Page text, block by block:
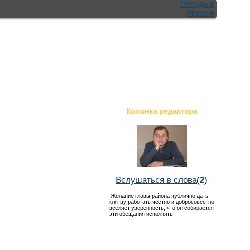
Погода в
Марксе
Колонка редактора
Вслушаться в слова(2)
Желание главы района публично дать
клятву работать честно и добросовестно
вселяет уверенность, что он собирается
эти обещания исполнять